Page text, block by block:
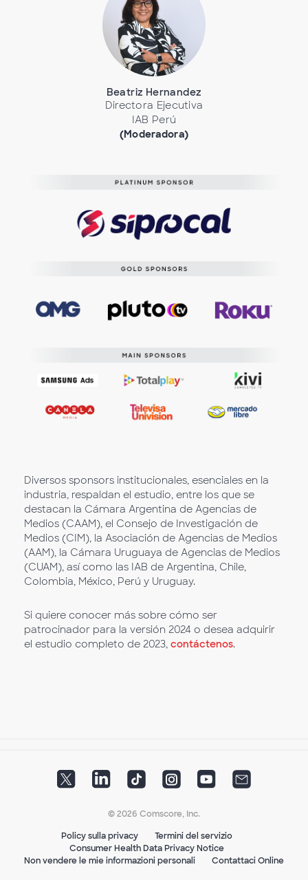
Beatriz Hernandez
Directora Ejecutiva
IAB Perú
(Moderadora)
Diversos sponsors institucionales, esenciales en la
industria, respaldan el estudio, entre los que se
destacan la Cámara Argentina de Agencias de
Medios (CAAM), el Consejo de Investigación de
Medios (CIM), la Asociación de Agencias de Medios
(AAM), la Cámara Uruguaya de Agencias de Medios
(CUAM), así como las IAB de Argentina, Chile,
Colombia, México, Perú y Uruguay.
Si quiere conocer más sobre cómo ser
patrocinador para la versión 2024 o desea adquirir
el estudio completo de 2023, contáctenos.
© 2026 Comscore, Inc.
Policy sulla privacy
Termini del servizio
Consumer Health Data Privacy Notice
Non vendere le mie informazioni personali
Contattaci Online